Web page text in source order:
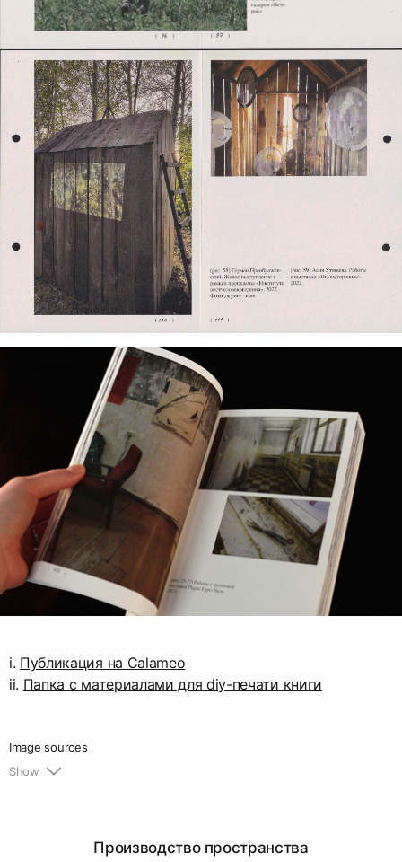
i. Публикация на Calameo
ii. Папка с материалами для diy-печати книги
Image sources
Show
https://transit.artmolodost.ru/sled-ostanovka
Производство пространства